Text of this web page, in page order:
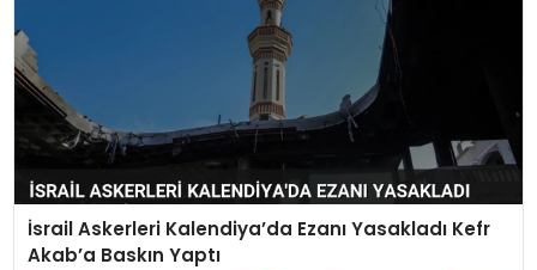
İsrail Askerleri Kalendiya’da Ezanı Yasakladı Kefr
Akab’a Baskın Yaptı